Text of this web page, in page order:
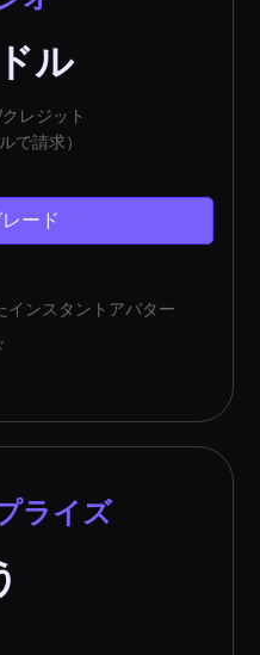
ル
レジット
で請求）
ード
インスタントアバター
ライズ